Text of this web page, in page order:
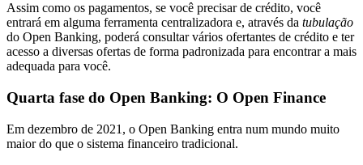
Assim como os pagamentos, se você precisar de crédito, você
entrará em alguma ferramenta centralizadora e, através da tubulação
do Open Banking, poderá consultar vários ofertantes de crédito e ter
acesso a diversas ofertas de forma padronizada para encontrar a mais
adequada para você.
Quarta fase do Open Banking: O Open Finance
Em dezembro de 2021, o Open Banking entra num mundo muito
maior do que o sistema financeiro tradicional.